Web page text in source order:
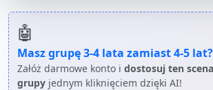
🤖
Masz grupę3-4 lata zamiast4-5 lat?
Załóż darmowe konto i dostosuj ten
grupy jednym kliknięciem dzięki AI!